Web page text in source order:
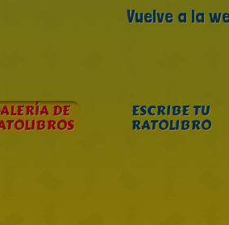
Vuelve a la
DE ESCRIBE TU
RATOLIBRO